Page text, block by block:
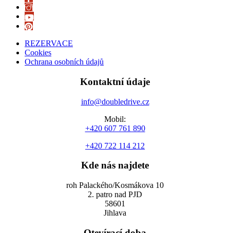
REZERVACE
Cookies
Ochrana osobních údajů
Kontaktní údaje
info@doubledrive.cz
Mobil:
+420 607 761 890
+420 722 114 212
Kde nás najdete
roh Palackého/Kosmákova 10
2. patro nad PJD
58601
Jihlava